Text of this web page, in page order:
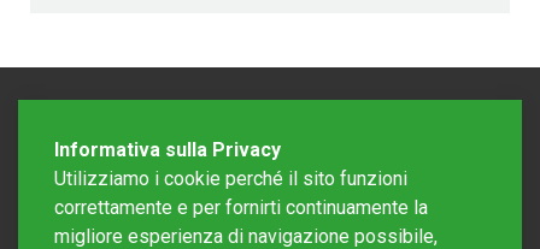
Informativa sulla Privacy
Utilizziamo i cookie perché il sito funzioni
correttamente e per fornirti continuamente la
migliore esperienza di navigazione possibile,